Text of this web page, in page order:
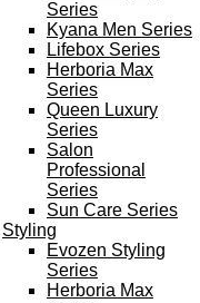
Series
Kyana Men Series
Lifebox Series
Herboria Max
Series
Queen Luxury
Series
Salon
Professional
Series
Sun Care Series
Styling
Evozen Styling
Series
Herboria Max